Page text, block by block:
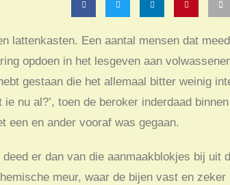
lattenkasten. Een aantal mensen dat
opdoen in het lesgeven aan
gestaan die het allemaal bitter weinig
nu al?’, toen de beroker inderdaad
een en ander vooraf was gegaan.
er dan van die aanmaakblokjes bij uit
meur, waar de bijen vast en zeker